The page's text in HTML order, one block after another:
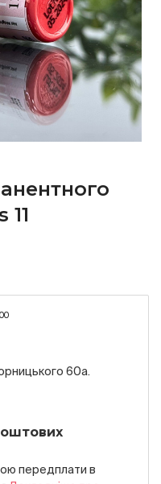
60а.
передплати в